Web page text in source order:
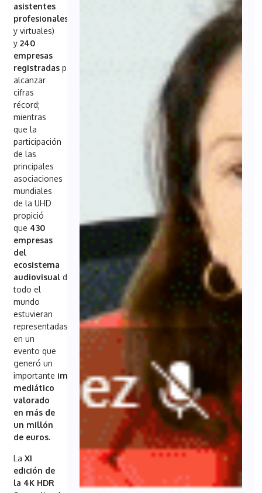
asistentes
profesionales
y virtuales)
y240
empresas
registradas permitieron
alcanzar
cifras
récord;
mientras
que la
participación
de las
principales
asociaciones
mundiales
de la UHD
propició
que 430
empresas
del
ecosistema
audiovisual de
todo el
mundo
estuvieran
representadas
en un
evento que
generó un
importante impacto
mediático
valorado
en más de
un millón
de euros.
LaXI
edición de
la 4K HDR